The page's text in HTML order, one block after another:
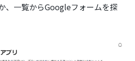
、一覧からGoogleフォームを探